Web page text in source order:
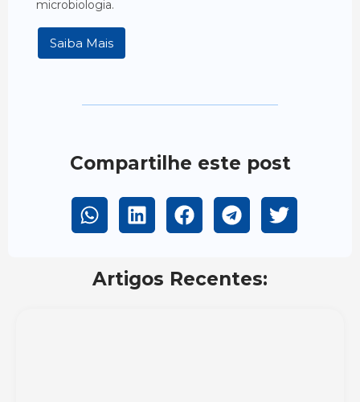
microbiologia.
Saiba Mais
Compartilhe este post
Artigos Recentes: